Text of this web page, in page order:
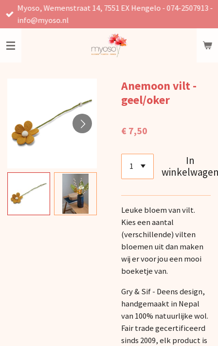
Ga
direct
de
Myoso, Wemenstraat 14, 7551 EX Hengelo - 074-2507913 -
info@myoso.nl
Anemoon vilt -
geel/oker
€ 7,50
In
Leuke bloem van vilt.
Kies een aantal
(verschillende) vilten
bloemen uit dan maken
wij er voor jou een mooi
boeketje van.
Gry & Sif - Deens design,
handgemaakt in Nepal
van 100% natuurlijke wol.
Fair trade gecertificeerd
sinds 2009, elk product is